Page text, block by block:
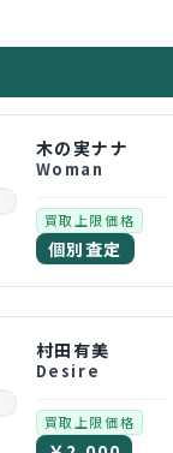
木の実ナナ
Woman
買取上限価格
個別査定
村田有美
Desire
買取上限価格